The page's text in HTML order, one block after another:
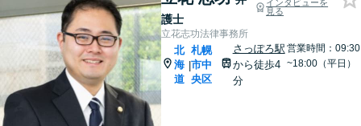
護士
インタビューを
見る
立花志功法律事務所
北
海
道
|
札幌
市中
央区
さっぽろ駅
から徒歩4
分
営業時間：09:30
~18:00（平日）